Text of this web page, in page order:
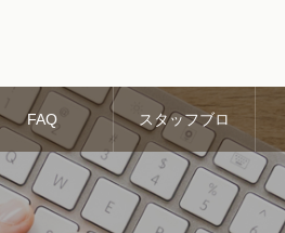
FAQ スタッフブロ
グ